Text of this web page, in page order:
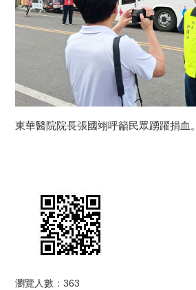
東華醫院院長張國翊呼籲民眾踴躍捐血。
瀏覽人數：363